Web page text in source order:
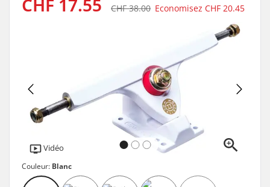
CHF 38.00 Economisez CHF 20.45
Vidéo
Couleur: Blanc